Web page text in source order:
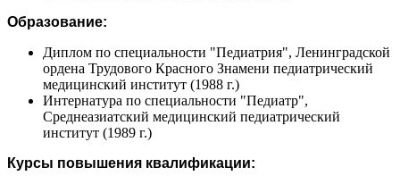
Образование:
Диплом по специальности "Педиатрия", Ленинградской
ордена Трудового Красного Знамени педиатрический
медицинский институт (1988 г.)
Интернатура по специальности "Педиатр",
Среднеазиатский медицинский педиатрический
институт (1989 г.)
Курсы повышения квалификации: